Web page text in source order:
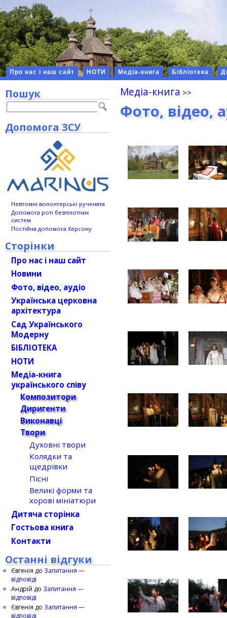
Про нас і наш сайт НОТИ Медіа-книга Бібліотека
Медіа-книга
Фото, відео,
Пошук
Допомога ЗСУ
Невтомні волонтерські рученята
Допомога роті безпілотних
систем
Постійна допомога Херсону
Сторінки
Про нас і наш сайт
Новини
Фото, відео, аудіо
Українська церковна
архітектура
Сад Українського
Модерну
БІБЛІОТЕКА
НОТИ
Медіа-книга
українського співу
Композитори
Диригенти
Виконавці
Твори
Духовні твори
Колядки та
щедрівки
Пісні
Великі форми та
хорові мініатюри
Дитяча сторінка
Гостьова книга
Контакти
Останні відгуки
Євгенія до Запитання —
відповіді
Андрій до Запитання —
відповіді
Євгенія до Запитання —
відповіді